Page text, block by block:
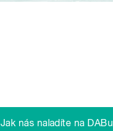
Jak nás naladíte na DABu